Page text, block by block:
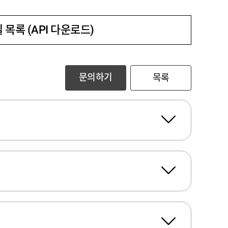
목록 (API 다운로드)
문의하기 목록